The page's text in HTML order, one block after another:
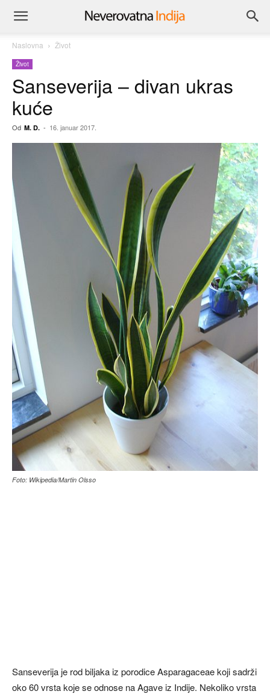
Naslovna Život
Život
Sanseverija – divan ukras
kuće
Od M. D. - 16. januar 2017.
Foto: Wikipedia/Martin Olsso
Sanseverija je rod biljaka iz porodice Asparagaceae koji sadrži
oko 60 vrsta koje se odnose na Agave iz Indije. Nekoliko vrsta